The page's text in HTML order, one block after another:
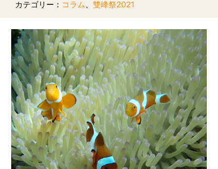
カテゴリー： コラム 雙峰祭2021